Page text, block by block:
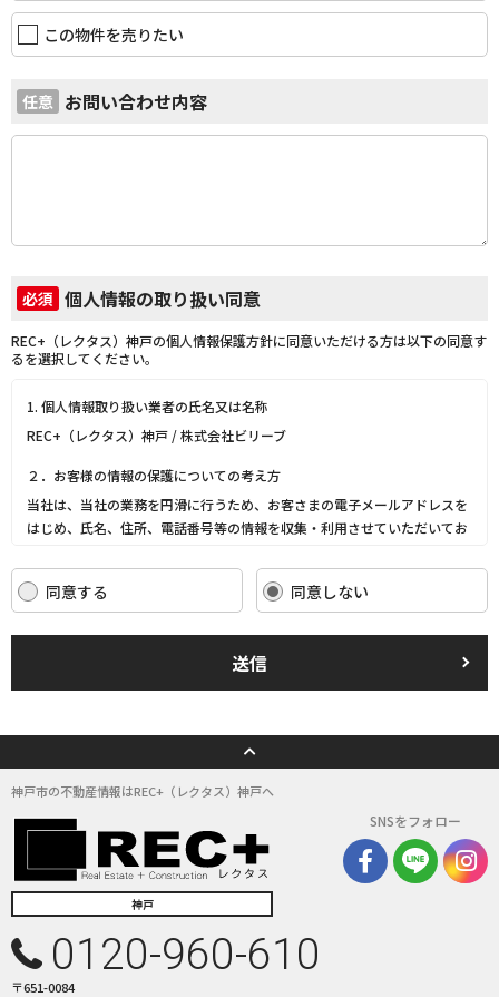
この物件を売りたい
任意 お問い合わせ内容
必須 個人情報の取り扱い同意
REC+（レクタス）神戸の個人情報保護方針に同意いただける方は以下の同意す
るを選択してください。
1. 個人情報取り扱い業者の氏名又は名称
REC+（レクタス）神戸 / 株式会社ビリーブ
２．お客様の情報の保護についての考え方
当社は、当社の業務を円滑に行うため、お客さまの電子メールアドレスを
はじめ、氏名、住所、電話番号等の情報を収集・利用させていただいてお
当社は、これらのお客さまの個人情報（以下「お客さま情報」といいま
す。）の適正な保護を重大な責務と認識し、この責務を果たすために、次
法令を遵守し、適切に取り扱います。また、適宜取扱いの改善に努めま
す。
ます。また、取引先等に対しても適切にお客さま情報を取り扱うように要
(3) お客さま情報の収集に際しては、利用目的を特定して通知または公表
(4) お客さま情報の漏洩、紛失、改ざん等を防止するために必要な 対策を
講じて適切な管理を行います。
(5) 保有するお客さま情報について、お客さま本人からの開示、訂正、削
除、利用停止の依頼を所定の窓口でお受けして、誠意をもって対応いたし
具体的には、以下の内容に従ってお客さま情報の取り扱いをいたします。
３．お客様の情報の利用目的
同意する 同意しない
送信
神戸市の不動産情報はREC+（レクタス）神戸へ
神戸
SNSをフォロー
0120-960-610
〒651-0084